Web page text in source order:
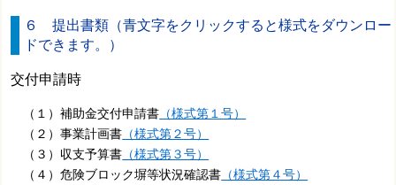
６ 提出書類（青文字をクリックすると様式をダウンロー
ドできます。）
交付申請時
（１）補助金交付申請書 （様式第１号）
（２）事業計画書 （様式第２号）
（３）収支予算書 （様式第３号）
（４）危険ブロック塀等状況確認書 （様式第４号）